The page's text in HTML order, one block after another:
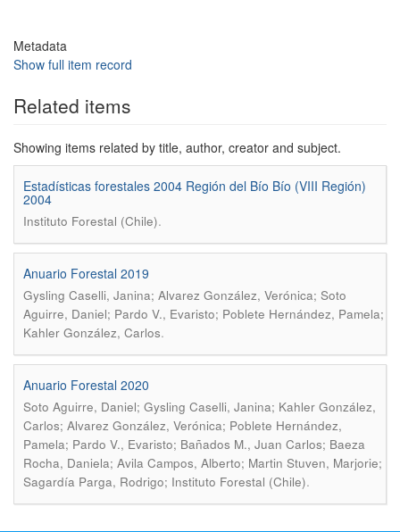
Metadata
Show full item record
Related items
Showing items related by title, author, creator and subject.
Estadísticas forestales 2004 Región del Bío Bío (VIII Región)
2004
Instituto Forestal (Chile).
Anuario Forestal 2019
Gysling Caselli, Janina; Alvarez González, Verónica; Soto
Aguirre, Daniel; Pardo V., Evaristo; Poblete Hernández, Pamela;
Kahler González, Carlos.
Anuario Forestal 2020
Soto Aguirre, Daniel; Gysling Caselli, Janina; Kahler González,
Carlos; Alvarez González, Verónica; Poblete Hernández,
Pamela; Pardo V., Evaristo; Bañados M., Juan Carlos; Baeza
Rocha, Daniela; Avila Campos, Alberto; Martin Stuven, Marjorie;
Sagardía Parga, Rodrigo; Instituto Forestal (Chile).